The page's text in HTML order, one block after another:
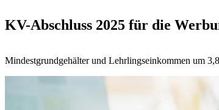
KV-Abschluss 2025 für die
Mindestgrundgehälter und Lehrlingseinkommen um